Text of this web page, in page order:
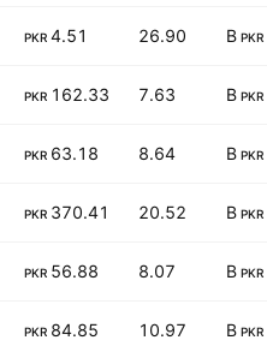
PKR
26.90
4.51
PKR
PKR
7.63
162.33
PKR
PKR
8.64
63.18
PKR
PKR
20.52
370.41
PKR
PKR
8.07
56.88
PKR
PKR
10.97
84.85
PKR